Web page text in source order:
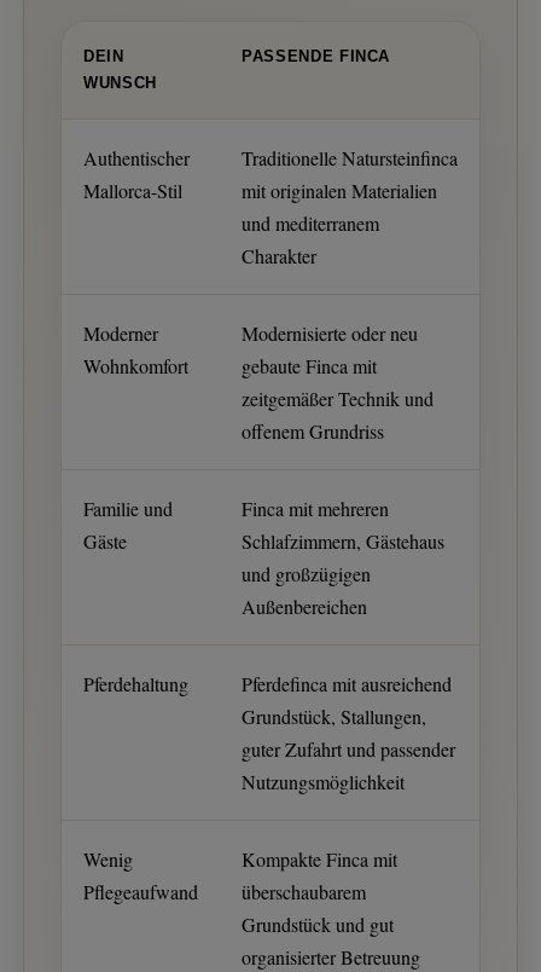
DEIN
WUNSCH
PASSENDE FINCA
Authentischer
Mallorca-Stil
Traditionelle Natursteinfinca
mit originalen Materialien
und mediterranem
Charakter
Moderner
Wohnkomfort
Modernisierte oder neu
gebaute Finca mit
zeitgemäßer Technik und
offenem Grundriss
Familie und
Gäste
Finca mit mehreren
Schlafzimmern, Gästehaus
und großzügigen
Außenbereichen
Pferdehaltung
Pferdefinca mit ausreichend
Grundstück, Stallungen,
guter Zufahrt und passender
Nutzungsmöglichkeit
Wenig
Pflegeaufwand
Kompakte Finca mit
überschaubarem
Grundstück und gut
organisierter Betreuung